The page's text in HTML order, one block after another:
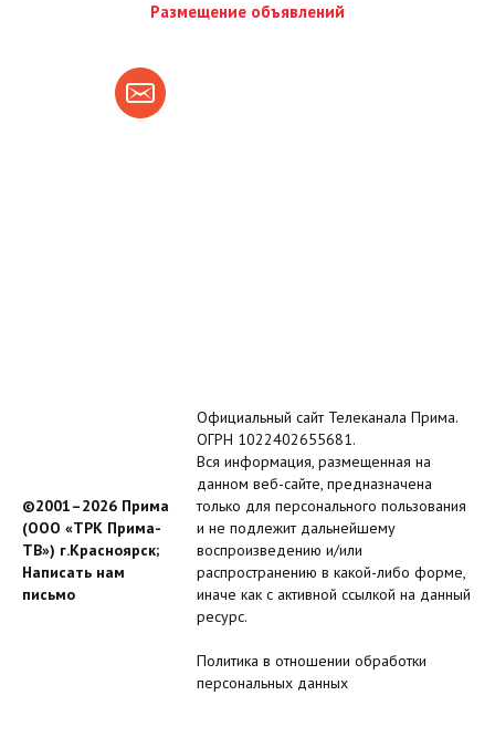
Размещение объявлений
©2001–2026 Прима
(ООО «ТРК Прима-
ТВ») г.Красноярск;
Написать нам
письмо
Официальный сайт Телеканала Прима.
ОГРН 1022402655681.
Вся информация, размещенная на
данном веб-сайте, предназначена
только для персонального пользования
и не подлежит дальнейшему
воспроизведению и/или
распространению в какой-либо форме,
иначе как с активной ссылкой на данный
ресурс.
Политика в отношении обработки
персональных данных